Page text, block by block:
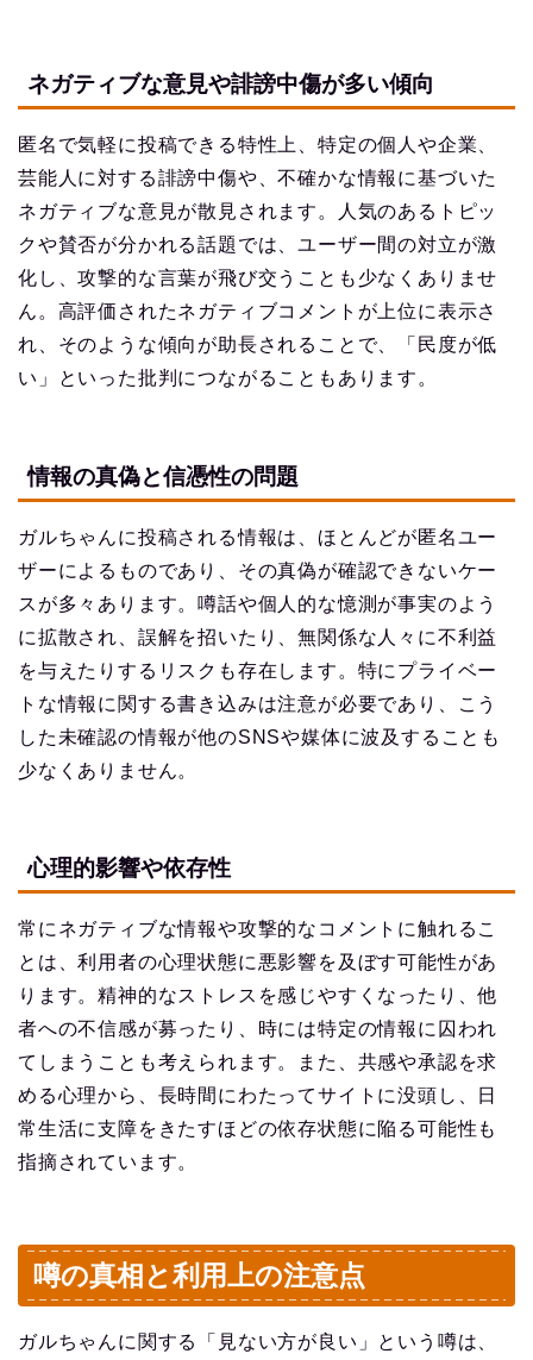
ネガティブな意見や誹謗中傷が多い傾向
匿名で気軽に投稿できる特性上、特定の個人や企業、
芸能人に対する誹謗中傷や、不確かな情報に基づいた
ネガティブな意見が散見されます。人気のあるトピッ
クや賛否が分かれる話題では、ユーザー間の対立が激
化し、攻撃的な言葉が飛び交うことも少なくありませ
ん。高評価されたネガティブコメントが上位に表示さ
れ、そのような傾向が助長されることで、「民度が低
い」といった批判につながることもあります。
情報の真偽と信憑性の問題
ガルちゃんに投稿される情報は、ほとんどが匿名ユー
ザーによるものであり、その真偽が確認できないケー
スが多々あります。噂話や個人的な憶測が事実のよう
に拡散され、誤解を招いたり、無関係な人々に不利益
を与えたりするリスクも存在します。特にプライベー
トな情報に関する書き込みは注意が必要であり、こう
した未確認の情報が他のSNSや媒体に波及することも
少なくありません。
心理的影響や依存性
常にネガティブな情報や攻撃的なコメントに触れるこ
とは、利用者の心理状態に悪影響を及ぼす可能性があ
ります。精神的なストレスを感じやすくなったり、他
者への不信感が募ったり、時には特定の情報に囚われ
てしまうことも考えられます。また、共感や承認を求
める心理から、長時間にわたってサイトに没頭し、日
常生活に支障をきたすほどの依存状態に陥る可能性も
指摘されています。
噂の真相と利用上の注意点
ガルちゃんに関する「見ない方が良い」という噂は、